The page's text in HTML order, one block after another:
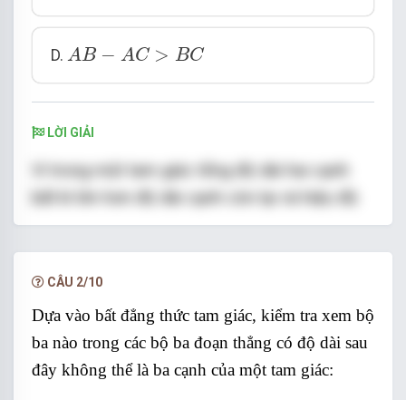
D. AB − AC > BC
A B− C>B C
LỜI GIẢI
Vì trong một tam giác tổng độ dài hai cạnh
bất kì lớn hơn độ dài cạnh còn lại và hiệu độ
dài hai cạnh bất kì nhỏ hơn độ dài cạnh còn
lại nên các đáp án A, B, C đúng và D sai.
Chọn đáp án D.
CÂU 2/10
Dựa vào bất đẳng thức tam giác, kiểm tra xem bộ
ba nào trong các bộ ba đoạn thẳng có độ dài sau
đây không thể là ba cạnh của một tam giác: